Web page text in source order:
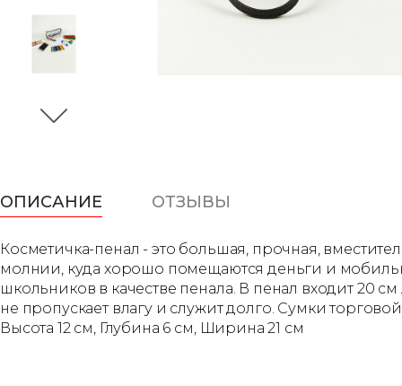
ОПИСАНИЕ ОТЗЫВЫ
Косметичка-пенал - это большая, прочная,
молнии, куда хорошо помещаются деньги и
школьников в качестве пенала. В пенал входит 20
не пропускает влагу и служит долго. Сумки
Высота 12 см, Глубина 6 см, Ширина 21 см